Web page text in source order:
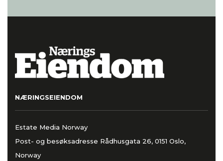
NÆRINGSEIENDOM
Estate Media Norway
Post- og besøksadresse Rådhusgata 26, 0151 Oslo,
Norway